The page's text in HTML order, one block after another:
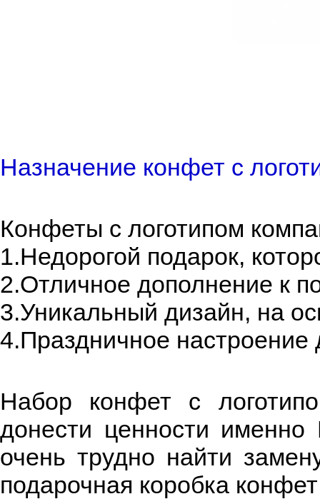
Назначение конфет с
Конфеты с логотипом
1.Недорогой подарок,
2.Отличное дополнение к
3.Уникальный дизайн, на
4.Праздничное настроение
Набор конфет с
донести ценности
очень трудно найти
подарочная коробка